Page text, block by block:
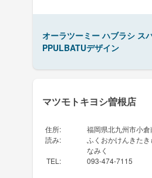
オーラツーミー ハブラシ ス
PPULBATUデザイン
マツモトキヨシ曽根店
住所:
福岡県北九州市小倉
読み:
ふくおかけんきた
なみく
TEL : 093-474-7115